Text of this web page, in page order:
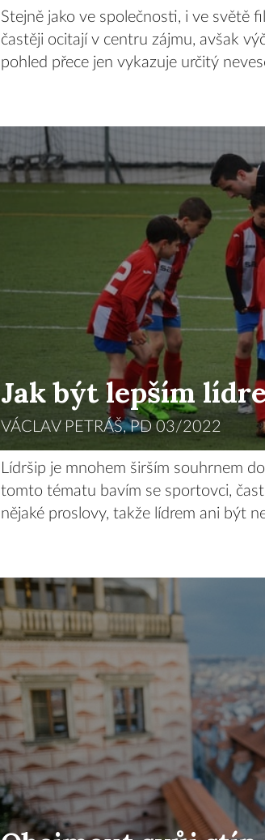
Stejně jako ve společnosti, i ve světě
častěji ocitají v centru zájmu, avšak
pohled přece jen vykazuje určitý
Jak být lepším
VÁCLAV PETRÁŠ, PD 03/2022
Lídršip je mnohem širším souhrnem
tomto tématu bavím se sportovci,
nějaké proslovy, takže lídrem ani být